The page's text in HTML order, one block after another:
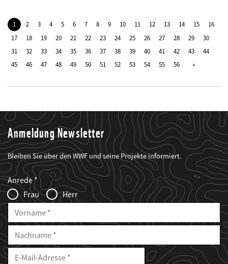
1 2 3 4 5 6 7 8 9 10 11 12 13 14 15
16
17
18 19 20 21 22 23 24 25 26 27 28 29
30
31
32 33 34 35 36 37 38 39 40 41 42 43
44
45
46 47 48 49 50 51 52 53 54 55 56
Anmeldung Newsletter
Bleiben Sie über den WWF und seine Projekte informiert.
Web2Case
Infofelder
Fieldset
anrede_name
Anrede
Frau
Herr
Vorname
Nachname
E-
Mailadresse
E-